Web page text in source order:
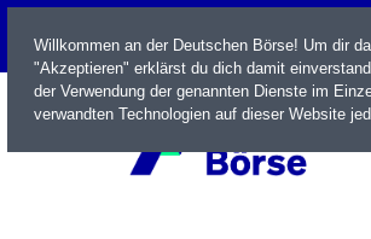
LIVE
Willkommen an der Deutschen Börse! Um dir
"Akzeptieren" erklärst du dich damit
der Verwendung der genannten Dienste im
verwandten Technologien auf dieser Website